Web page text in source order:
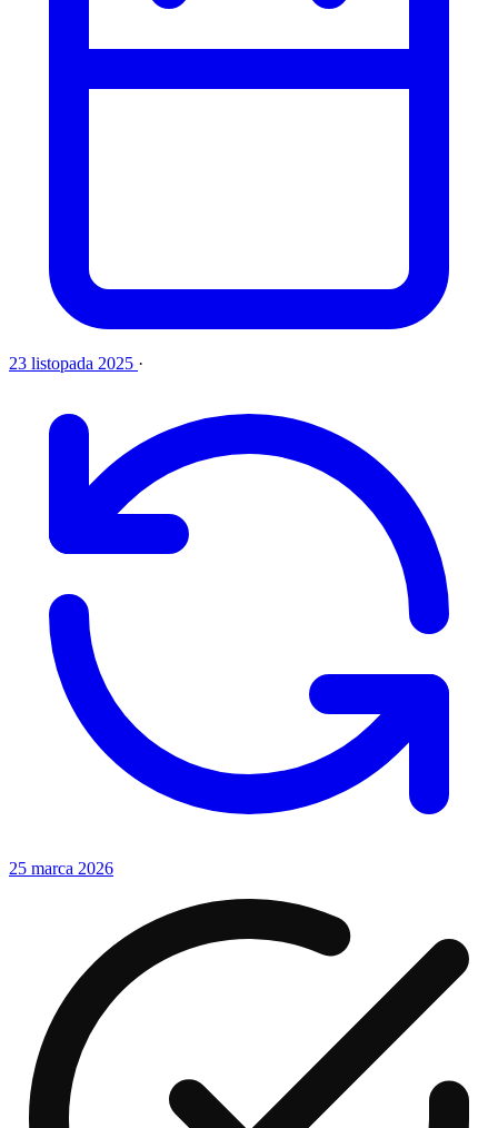
23 listopada 2025 ·
25 marca 2026